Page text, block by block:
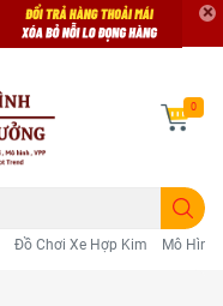
Đồ Chơi Xe Hợp Kim Mô Hình
0